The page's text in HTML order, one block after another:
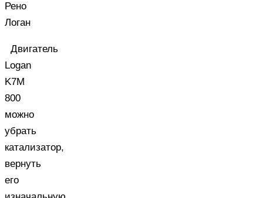
Рено
Логан
Двигатель
Logan
K7M
800
можно
убрать
катализатор,
вернуть
его